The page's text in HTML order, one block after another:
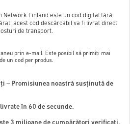
Network Finland este un cod digital fără
acest cod descărcabil va fi livrat direct
de transport.
prin e-mail. Este posibil să primiți mai
un cod per produs.
– Promisiunea noastră susținută de
în 60 de secunde.